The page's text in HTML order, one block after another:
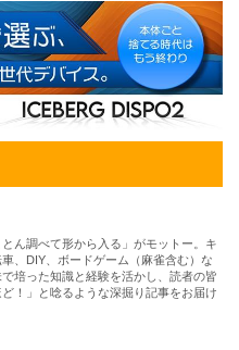
とん調べて形から入る」がモットー。キ
、DIY、ボードゲーム（麻雀含む）な
培った知識と経験を活かし、読者の皆
！」と唸るような深掘り記事をお届け